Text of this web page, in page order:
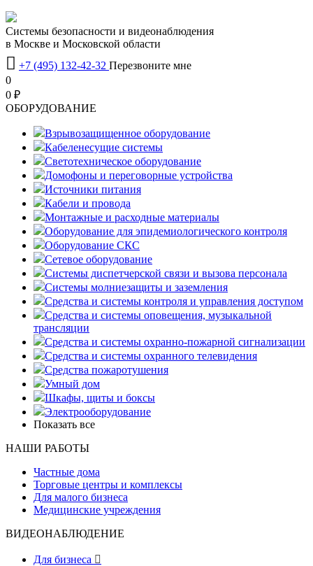
Системы безопасности и видеонаблюдения
в Москве и Московской области
 +7 (495) 132-42-32 Перезвоните мне
0
0 ₽
OБОРУДОВАНИЕ
Взрывозащищенное оборудование
Кабеленесущие системы
Светотехническое оборудование
Домофоны и переговорные устройства
Источники питания
Кабели и провода
Монтажные и расходные материалы
Оборудование для эпидемиологического контроля
Оборудование СКС
Сетевое оборудование
Системы диспетчерской связи и вызова персонала
Системы молниезащиты и заземления
Средства и системы контроля и управления доступом
Средства и системы оповещения, музыкальной
трансляции
Средства и системы охранно-пожарной сигнализации
Средства и системы охранного телевидения
Средства пожаротушения
Умный дом
Шкафы, щиты и боксы
Электрооборудование
Показать все
НАШИ РАБОТЫ
Частные дома
Торговые центры и комплексы
Для малого бизнеса
Медицинские учреждения
ВИДЕОНАБЛЮДЕНИЕ
Для бизнеса 